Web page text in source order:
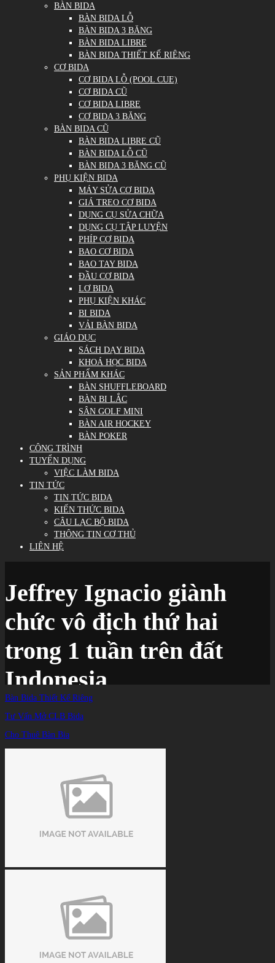
BÀN BIDA
BÀN BIDA LỖ
BÀN BIDA 3 BĂNG
BÀN BIDA LIBRE
BÀN BIDA THIẾT KẾ RIÊNG
CƠ BIDA
CƠ BIDA LỖ (POOL CUE)
CƠ BIDA CŨ
CƠ BIDA LIBRE
CƠ BIDA 3 BĂNG
BÀN BIDA CŨ
BÀN BIDA LIBRE CŨ
BÀN BIDA LỖ CŨ
BÀN BIDA 3 BĂNG CŨ
PHỤ KIỆN BIDA
MÁY SỬA CƠ BIDA
GIÁ TREO CƠ BIDA
DỤNG CỤ SỬA CHỮA
DỤNG CỤ TẬP LUYỆN
PHÍP CƠ BIDA
BAO CƠ BIDA
BAO TAY BIDA
ĐẦU CƠ BIDA
LƠ BIDA
PHỤ KIỆN KHÁC
BI BIDA
VẢI BÀN BIDA
GIÁO DỤC
SÁCH DẠY BIDA
KHOÁ HỌC BIDA
SẢN PHẨM KHÁC
BÀN SHUFFLEBOARD
BÀN BI LẮC
SÂN GOLF MINI
BÀN AIR HOCKEY
BÀN POKER
CÔNG TRÌNH
TUYỂN DỤNG
VIỆC LÀM BIDA
TIN TỨC
TIN TỨC BIDA
KIẾN THỨC BIDA
CÂU LẠC BỘ BIDA
THÔNG TIN CƠ THỦ
LIÊN HỆ
Jeffrey Ignacio giành
chức vô địch thứ hai
trong 1 tuần trên đất
Indonesia
TIN TỨC
Bàn Bida Thiết Kế Riêng
Tư Vấn Mở CLB Bida
Cho Thuê Bàn Bia